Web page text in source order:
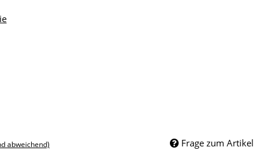
abweichend) Frage zum Artikel